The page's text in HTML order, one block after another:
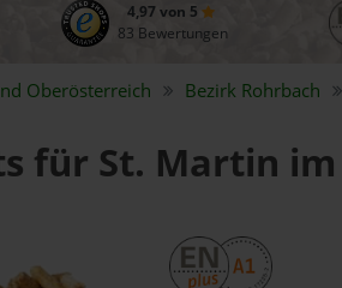
4,97 von 5
83 Bewertungen
Oberösterreich Bezirk Rohrbach
für St. Martin